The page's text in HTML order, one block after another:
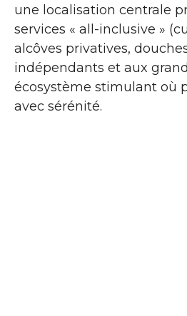
une localisation centrale
services « all-inclusive »
alcôves privatives,
indépendants et aux
écosystème stimulant où
avec sérénité.